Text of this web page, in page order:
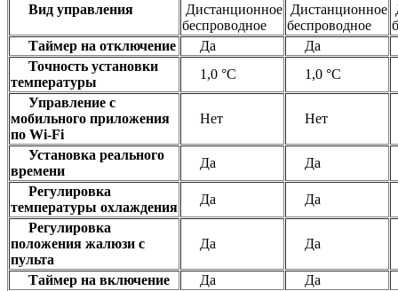
Вид управления
Дистанционное
беспроводное
Дистанционное
беспроводное
Таймер на отключение
Да Да
Точность установки
температуры
1,0 °С 1,0 °С
Управление c
мобильного приложения
по Wi-Fi
Нет Нет
Установка реального
времени
Да Да
Регулировка
температуры охлаждения
Да Да
Регулировка
положения жалюзи с
пульта
Да Да
Таймер на включение Да Да